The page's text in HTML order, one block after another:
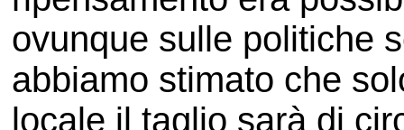
ovunque sulle politiche
abbiamo stimato che
locale il taglio sarà di